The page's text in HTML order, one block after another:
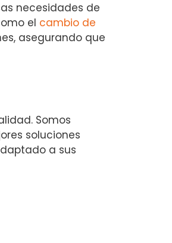
necesidades de
el cambio de
asegurando que
Somos
soluciones
a sus